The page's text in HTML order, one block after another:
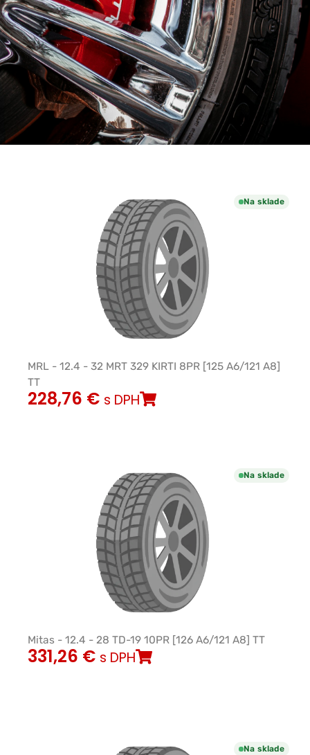
Na sklade
MRL - 12.4 - 32 MRT 329 KIRTI 8PR [125 A6/121 A8]
TT
228,76 € s DPH
Na sklade
Mitas - 12.4 - 28 TD-19 10PR [126 A6/121 A8] TT
331,26 € s DPH
Na sklade